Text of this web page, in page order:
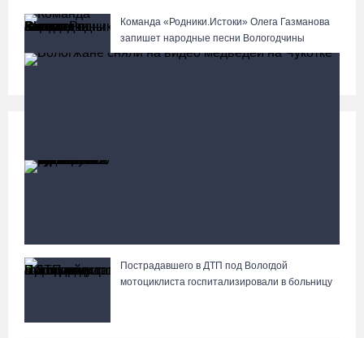
Вологжане сняли на видео медведей на Чукотке
Команда «Родники.Истоки» Олега Газманова
запишет народные песни Вологодчины
Пострадавшего в ДТП под Вологдой
мотоциклиста госпитализировали в больницу